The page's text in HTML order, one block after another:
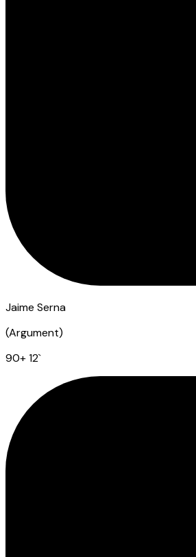
Jaime Serna
(Argument)
90+ 12`